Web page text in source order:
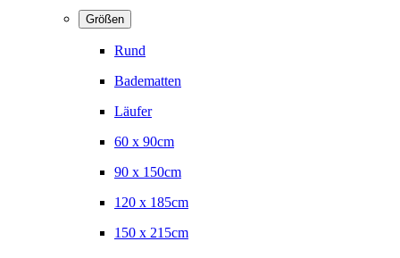
Größen
Rund
Badematten
Läufer
60 x 90cm
90 x 150cm
120 x 185cm
150 x 215cm